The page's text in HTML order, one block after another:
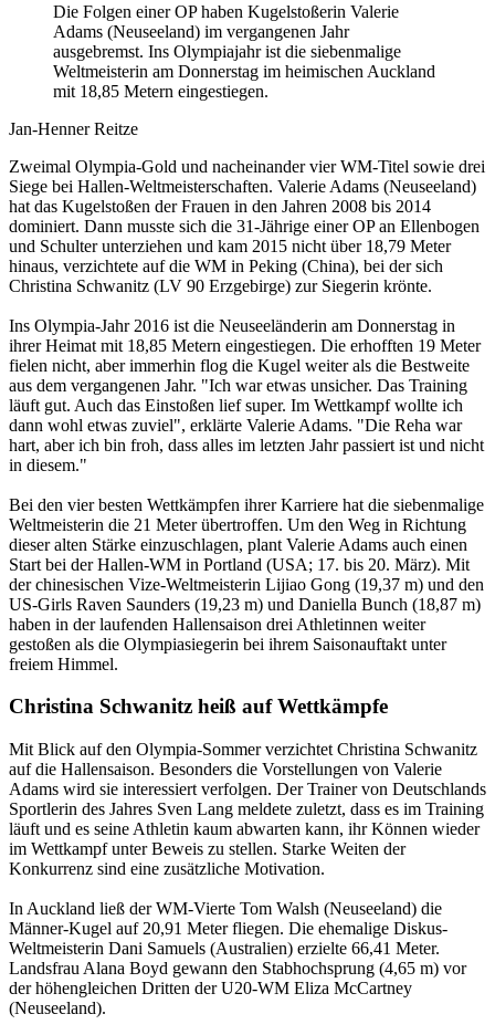
Die Folgen einer OP haben Kugelstoßerin Valerie
Adams (Neuseeland) im vergangenen Jahr
ausgebremst. Ins Olympiajahr ist die siebenmalige
Weltmeisterin am Donnerstag im heimischen Auckland
mit 18,85 Metern eingestiegen.
Jan-Henner Reitze
Zweimal Olympia-Gold und nacheinander vier WM-Titel sowie drei
Siege bei Hallen-Weltmeisterschaften. Valerie Adams (Neuseeland)
hat das Kugelstoßen der Frauen in den Jahren 2008 bis 2014
dominiert. Dann musste sich die 31-Jährige einer OP an Ellenbogen
und Schulter unterziehen und kam 2015 nicht über 18,79 Meter
hinaus, verzichtete auf die WM in Peking (China), bei der sich
Christina Schwanitz (LV 90 Erzgebirge) zur Siegerin krönte.
Ins Olympia-Jahr 2016 ist die Neuseeländerin am Donnerstag in
ihrer Heimat mit 18,85 Metern eingestiegen. Die erhofften 19 Meter
fielen nicht, aber immerhin flog die Kugel weiter als die Bestweite
aus dem vergangenen Jahr. "Ich war etwas unsicher. Das Training
läuft gut. Auch das Einstoßen lief super. Im Wettkampf wollte ich
dann wohl etwas zuviel", erklärte Valerie Adams. "Die Reha war
hart, aber ich bin froh, dass alles im letzten Jahr passiert ist und nicht
in diesem."
Bei den vier besten Wettkämpfen ihrer Karriere hat die siebenmalige
Weltmeisterin die 21 Meter übertroffen. Um den Weg in Richtung
dieser alten Stärke einzuschlagen, plant Valerie Adams auch einen
Start bei der Hallen-WM in Portland (USA; 17. bis 20. März). Mit
der chinesischen Vize-Weltmeisterin Lijiao Gong (19,37 m) und den
US-Girls Raven Saunders (19,23 m) und Daniella Bunch (18,87 m)
haben in der laufenden Hallensaison drei Athletinnen weiter
gestoßen als die Olympiasiegerin bei ihrem Saisonauftakt unter
freiem Himmel.
Christina Schwanitz heiß auf Wettkämpfe
Mit Blick auf den Olympia-Sommer verzichtet Christina Schwanitz
auf die Hallensaison. Besonders die Vorstellungen von Valerie
Adams wird sie interessiert verfolgen. Der Trainer von Deutschlands
Sportlerin des Jahres Sven Lang meldete zuletzt, dass es im Training
läuft und es seine Athletin kaum abwarten kann, ihr Können wieder
im Wettkampf unter Beweis zu stellen. Starke Weiten der
Konkurrenz sind eine zusätzliche Motivation.
In Auckland ließ der WM-Vierte Tom Walsh (Neuseeland) die
Männer-Kugel auf 20,91 Meter fliegen. Die ehemalige Diskus-
Weltmeisterin Dani Samuels (Australien) erzielte 66,41 Meter.
Landsfrau Alana Boyd gewann den Stabhochsprung (4,65 m) vor
der höhengleichen Dritten der U20-WM Eliza McCartney
(Neuseeland).